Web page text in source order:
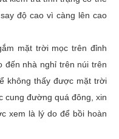
độ cao vì càng lên cao
mặt trời mọc trên đỉnh
đến nhà nghỉ trên núi trên
không thấy được mặt trời
cung đường quá đông, xin
xem là lý do để bồi hoàn